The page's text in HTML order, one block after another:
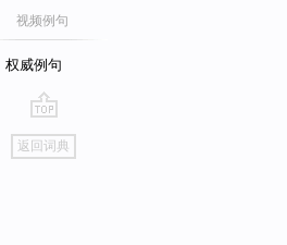
视频例句
权威例句
go
top
返回词典